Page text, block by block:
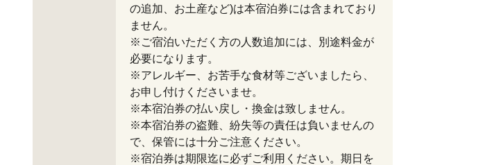
の追加、お土産など)は本宿泊券には含まれており
ません。
※ご宿泊いただく方の人数追加には、別途料金が
必要になります。
※アレルギー、お苦手な食材等ございましたら、
お申し付けくださいませ。
※本宿泊券の払い戻し・換金は致しません。
※本宿泊券の盗難、紛失等の責任は負いませんの
で、保管には十分ご注意ください。
※宿泊券は期限迄に必ずご利用ください。期日を